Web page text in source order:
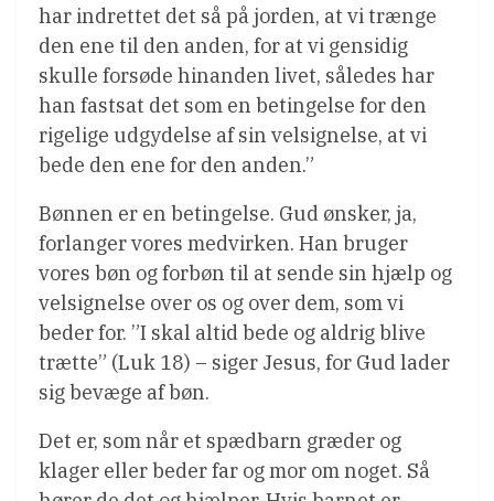
har indrettet det så på jorden, at vi trænge
den ene til den anden, for at vi gensidig
skulle forsøde hinanden livet, således har
han fastsat det som en betingelse for den
rigelige udgydelse af sin velsignelse, at vi
bede den ene for den anden.”
Bønnen er en betingelse. Gud ønsker, ja,
forlanger vores medvirken. Han bruger
vores bøn og forbøn til at sende sin hjælp og
velsignelse over os og over dem, som vi
beder for. ”I skal altid bede og aldrig blive
trætte” (Luk 18) – siger Jesus, for Gud lader
sig bevæge af bøn.
Det er, som når et spædbarn græder og
klager eller beder far og mor om noget. Så